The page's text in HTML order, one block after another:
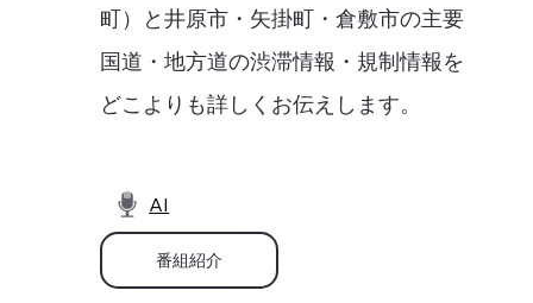
町）と井原市・矢掛町・倉敷市の主要
国道・地方道の渋滞情報・規制情報を
どこよりも詳しくお伝えします。
AI
番組紹介